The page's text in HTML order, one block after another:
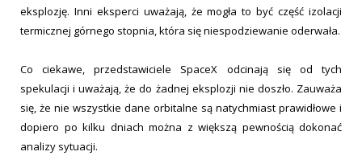
eksplozję. Inni eksperci uważają, że mogła to być część izolacji
termicznej górnego stopnia, która się niespodziewanie oderwała.
Co ciekawe, przedstawiciele SpaceX odcinają się od tych
spekulacji i uważają, że do żadnej eksplozji nie doszło. Zauważa
się, że nie wszystkie dane orbitalne są natychmiast prawidłowe i
dopiero po kilku dniach można z większą pewnością dokonać
analizy sytuacji.